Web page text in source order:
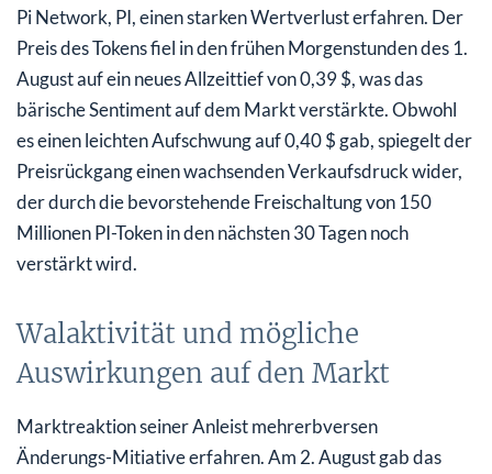
Pi Network, PI, einen starken Wertverlust erfahren. Der
Preis des Tokens fiel in den frühen Morgenstunden des 1.
August auf ein neues Allzeittief von 0,39 $, was das
bärische Sentiment auf dem Markt verstärkte. Obwohl
es einen leichten Aufschwung auf 0,40 $ gab, spiegelt der
Preisrückgang einen wachsenden Verkaufsdruck wider,
der durch die bevorstehende Freischaltung von 150
Millionen PI-Token in den nächsten 30 Tagen noch
verstärkt wird.
Walaktivität und mögliche
Auswirkungen auf den Markt
Marktreaktion seiner Anleist mehrerbversen
Änderungs-Mitiative erfahren. Am 2. August gab das